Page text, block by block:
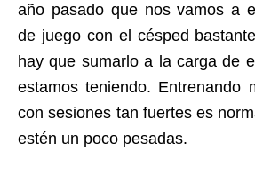
año pasado que nos vamos a
de juego con el césped
hay que sumarlo a la carga de
estamos teniendo. Entrenando
con sesiones tan fuertes es
estén un poco pesadas.